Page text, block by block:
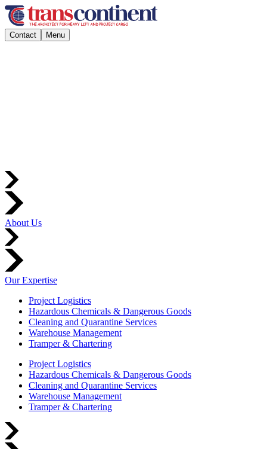
Contact Menu
About Us
Our Expertise
Project Logistics
Hazardous Chemicals & Dangerous Goods
Cleaning and Quarantine Services
Warehouse Management
Tramper & Chartering
Project Logistics
Hazardous Chemicals & Dangerous Goods
Cleaning and Quarantine Services
Warehouse Management
Tramper & Chartering